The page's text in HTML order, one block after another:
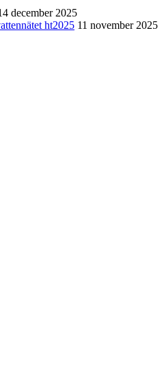
december 2025
ht2025 11 november 2025